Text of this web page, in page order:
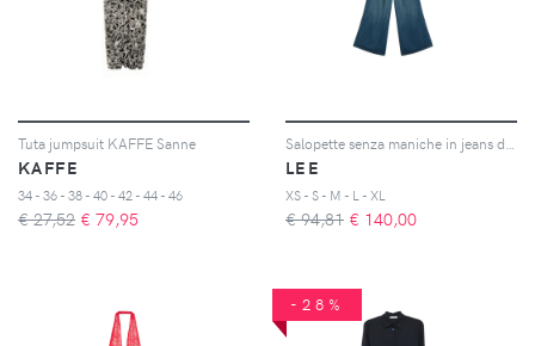
Tuta jumpsuit KAFFE Sanne
KAFFE
34 - 36 - 38 - 40 - 42 - 44 - 46
€ 27,52 € 79,95
LEE
XS - S - M - L - XL
€ 94,81 € 140,00
-28%